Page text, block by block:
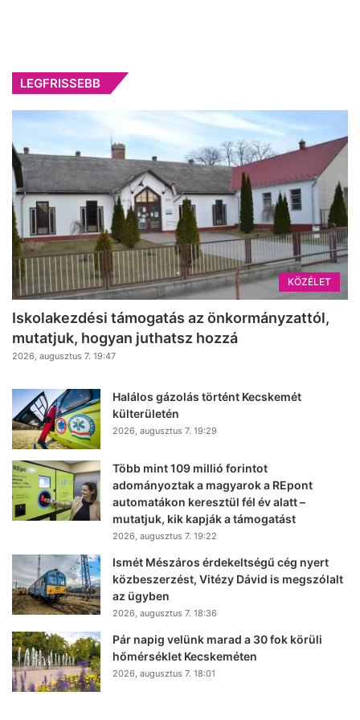
LEGFRISSEBB
KÖZÉLET
Iskolakezdési támogatás az önkormányzattól,
mutatjuk, hogyan juthatsz hozzá
2026, augusztus 7. 19:47
Halálos gázolás történt Kecskemét
külterületén
2026, augusztus 7. 19:29
Több mint 109 millió forintot
adományoztak a magyarok a REpont
automatákon keresztül fél év alatt –
mutatjuk, kik kapják a támogatást
2026, augusztus 7. 19:22
Ismét Mészáros érdekeltségű cég nyert
közbeszerzést, Vitézy Dávid is megszólalt
az ügyben
2026, augusztus 7. 18:36
Pár napig velünk marad a 30 fok körüli
hőmérséklet Kecskeméten
2026, augusztus 7. 18:01